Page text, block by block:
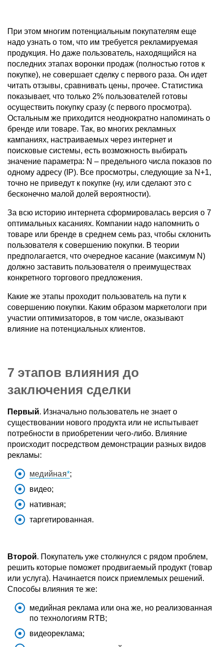
При этом многим потенциальным покупателям еще
надо узнать о том, что им требуется рекламируемая
продукция. Но даже пользователь, находящийся на
последних этапах воронки продаж (полностью готов к
покупке), не совершает сделку с первого раза. Он идет
читать отзывы, сравнивать цены, прочее. Статистика
показывает, что только 2% пользователей готовы
осуществить покупку сразу (с первого просмотра).
Остальным же приходится неоднократно напоминать о
бренде или товаре. Так, во многих рекламных
кампаниях, настраиваемых через интернет и
поисковые системы, есть возможность выбирать
значение параметра: N – предельного числа показов по
одному адресу (IP). Все просмотры, следующие за N+1,
точно не приведут к покупке (ну, или сделают это с
бесконечно малой долей вероятности).
За всю историю интернета сформировалась версия о 7
оптимальных касаниях. Компании надо напомнить о
товаре или бренде в среднем семь раз, чтобы склонить
пользователя к совершению покупки. В теории
предполагается, что очередное касание (максимум N)
должно заставить пользователя о преимуществах
конкретного торгового предложения.
Какие же этапы проходит пользователь на пути к
совершению покупки. Каким образом маркетологи при
участии оптимизаторов, в том числе, оказывают
влияние на потенциальных клиентов.
7 этапов влияния до
заключения сделки
Первый. Изначально пользователь не знает о
существовании нового продукта или не испытывает
потребности в приобретении чего-либо. Влияние
происходит посредством демонстрации разных видов
рекламы:
медийная ;
видео;
нативная;
таргетированная.
Второй. Покупатель уже столкнулся с рядом проблем,
решить которые поможет продвигаемый продукт (товар
или услуга). Начинается поиск приемлемых решений.
Способы влияния те же:
медийная реклама или она же, но реализованная
по технологиям RTB;
видеореклама;